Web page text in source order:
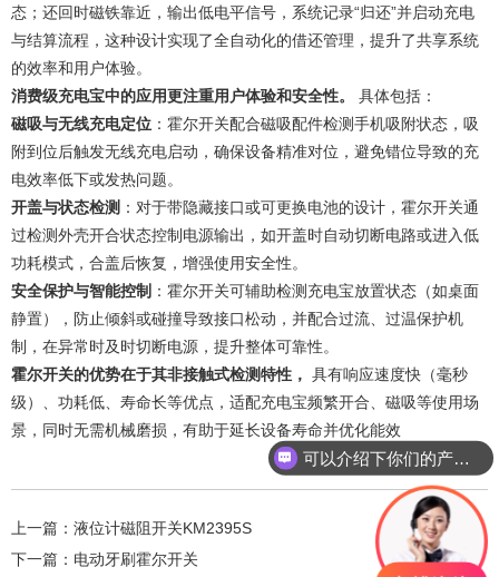
态；还回时磁铁靠近，输出低电平信号，系统记录“归还”并启动充电
与结算流程，这种设计实现了全自动化的借还管理，提升了共享系统
的效率和用户体验。‌
消费级充电宝中的应用更注重用户体验和安全性。
‌ 具体包括：
磁吸与无线充电定位 ‌：霍尔开关配合磁吸配件检测手机吸附状态，吸
附到位后触发无线充电启动，确保设备精准对位，避免错位导致的充
电效率低下或发热问题。
开盖与状态检测 ‌：对于带隐藏接口或可更换电池的设计，霍尔开关通
过检测外壳开合状态控制电源输出，如开盖时自动切断电路或进入低
功耗模式，合盖后恢复，增强使用安全性。
安全保护与智能控制 ‌：霍尔开关可辅助检测充电宝放置状态（如桌面
静置），防止倾斜或碰撞导致接口松动，并配合过流、过温保护机
制，在异常时及时切断电源，提升整体可靠性。‌
霍尔开关的优势在于其非接触式检测特性， ‌ 具有响应速度快（毫秒
级）、功耗低、寿命长等优点，适配充电宝频繁开合、磁吸等使用场
景，同时无需机械磨损，有助于延长设备寿命并优化能效
上一篇： 液位计磁阻开关KM2395S
下一篇： 电动牙刷霍尔开关
可以介绍下你们的产品么？